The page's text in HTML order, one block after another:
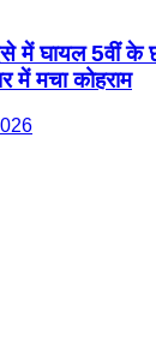
घायल 5वीं के
में मचा कोहराम